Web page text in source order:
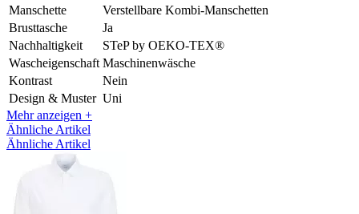
Manschette
Verstellbare Kombi-Manschetten
Brusttasche
Ja
Nachhaltigkeit
STeP by OEKO-TEX®
Wascheigenschaft Maschinenwäsche
Kontrast
Nein
Design & Muster Uni
Mehr anzeigen +
Ähnliche Artikel
Ähnliche Artikel